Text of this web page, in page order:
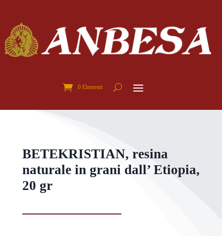
0 Elementi
BETEKRISTIAN, resina
naturale in grani dall’ Etiopia,
20 gr